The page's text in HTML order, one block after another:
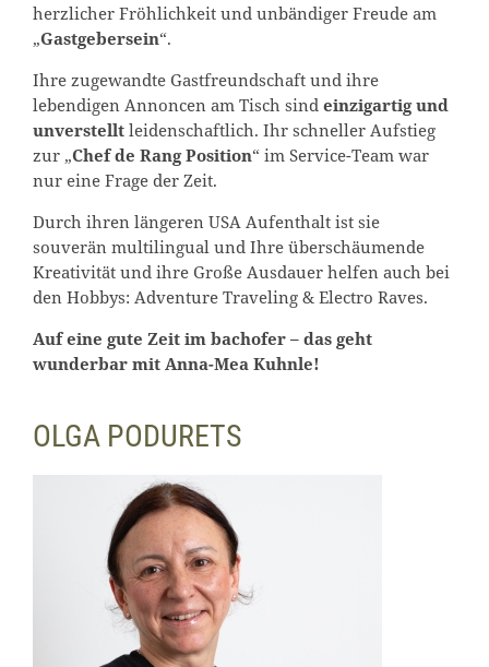
herzlicher Fröhlichkeit und unbändiger Freude am
„Gastgebersein“.
Ihre zugewandte Gastfreundschaft und ihre
lebendigen Annoncen am Tisch sind einzigartig und
unverstellt leidenschaftlich. Ihr schneller Aufstieg
zur „Chef de Rang Position“ im Service-Team war
nur eine Frage der Zeit.
Durch ihren längeren USA Aufenthalt ist sie
souverän multilingual und Ihre überschäumende
Kreativität und ihre Große Ausdauer helfen auch bei
den Hobbys: Adventure Traveling & Electro Raves.
Auf eine gute Zeit im bachofer – das geht
wunderbar mit Anna-Mea Kuhnle!
OLGA PODURETS